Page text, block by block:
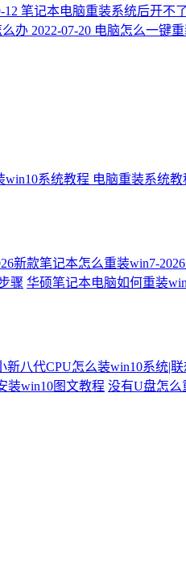
12 笔记本电脑重装系统后开不
么办 2022-07-20 电脑怎么一键
win10系统教程 电脑重装系统教
新款笔记本怎么重装win7-
骤 华硕笔记本电脑如何重装
新八代CPU怎么装win10系统|
装win10图文教程 没有U盘怎么